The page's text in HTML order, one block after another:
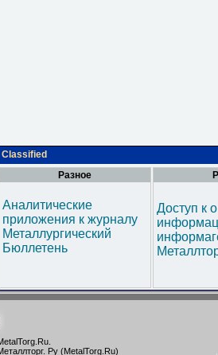
Classified
Разное
Аналитические
приложения к журналу
Металлургический
Бюллетень
Доступ к
Ру (MetalTorg.Ru)